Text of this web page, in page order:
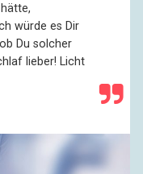
würde es Dir
Du solcher
lieber! Licht